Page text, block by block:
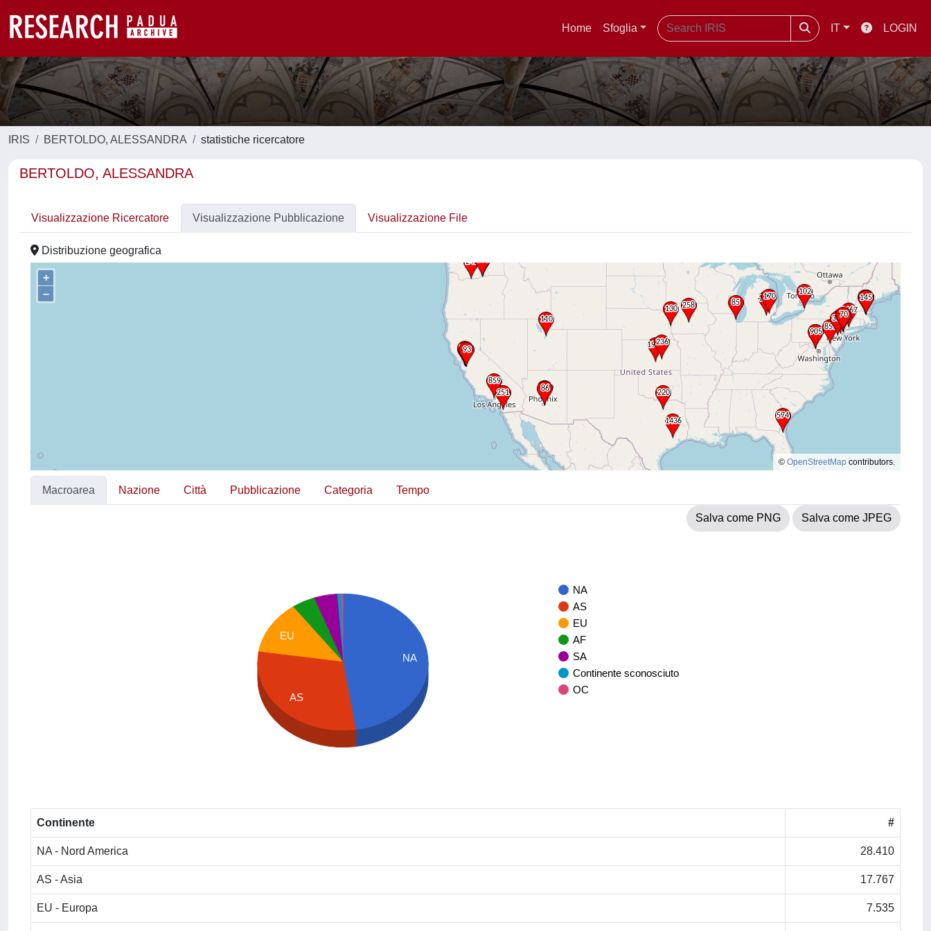
Home Sfoglia IT LOGIN
IRIS BERTOLDO, ALESSANDRA statistiche ricercatore
BERTOLDO, ALESSANDRA
Visualizzazione Ricercatore Visualizzazione Pubblicazione Visualizzazione File
Distribuzione geografica
+
–
© OpenStreetMap contributors.
Macroarea Nazione Città Pubblicazione Categoria Tempo
Salva come PNG Salva come JPEG
NA
AS
EU
AF
SA
Continente sconosciuto
OC
NA
EU
AS
Continente #
NA - Nord America 28.410
AS - Asia 17.767
EU - Europa 7.535